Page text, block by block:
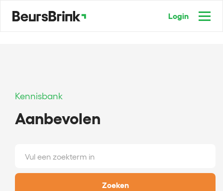
Login
Kennisbank
Aanbevolen
Zoeken